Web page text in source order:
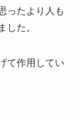
ったより人も
した。
て作用してい